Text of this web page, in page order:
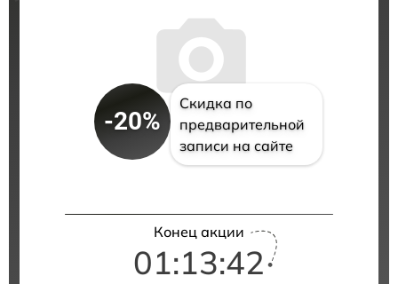
-20%
Скидка по
предварительной
записи на сайте
Конец акции
01:13:42